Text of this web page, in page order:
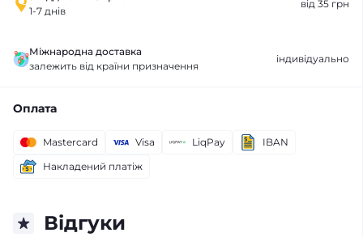
1-7 днів
від 35 грн
Міжнародна доставка
залежить від країни призначення
індивідуально
Оплата
Mastercard Visa LiqPay
IBAN
Накладений платіж
Відгуки